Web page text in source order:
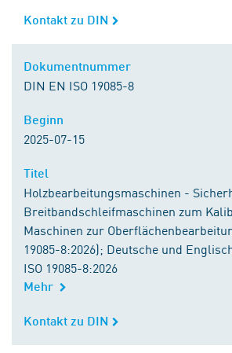
Kontakt zu DIN
Kontakt zu DIN
Dokumentnummer
DIN EN ISO 19085-8
Beginn
2025-07-15
Titel
Holzbearbeitungsmaschinen -
Breitbandschleifmaschinen zum
Maschinen zur
19085-8:2026); Deutsche und
ISO 19085-8:2026
Mehr
Kontakt zu DIN
Kontakt zu DIN